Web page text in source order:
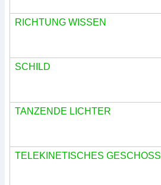
RICHTUNG WISSEN
SCHILD
TANZENDE LICHTER
TELEKINETISCHES GESCHOSS